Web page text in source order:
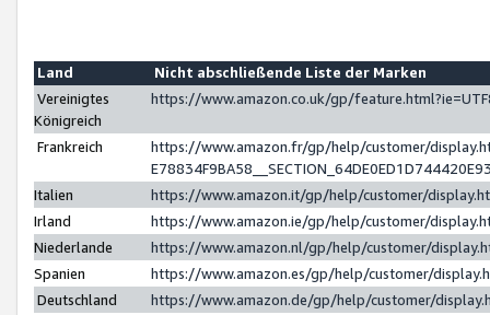
Land
Nicht abschließende Liste der Marken
Vereinigtes
Königreich
https://www.amazon.co.uk/gp/
Frankreich
https://www.amazon.fr/gp/help/customer/
Italien
https://www.amazon.it/gp/help/customer/
Irland
https://www.amazon.ie/gp/help/customer/
Niederlande
https://www.amazon.nl/gp/help/customer/
Spanien
https://www.amazon.es/gp/help/customer/
Deutschland
https://www.amazon.de/gp/help/customer/